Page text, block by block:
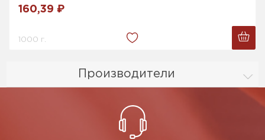
Производители
160,39 ₽
1000 г.